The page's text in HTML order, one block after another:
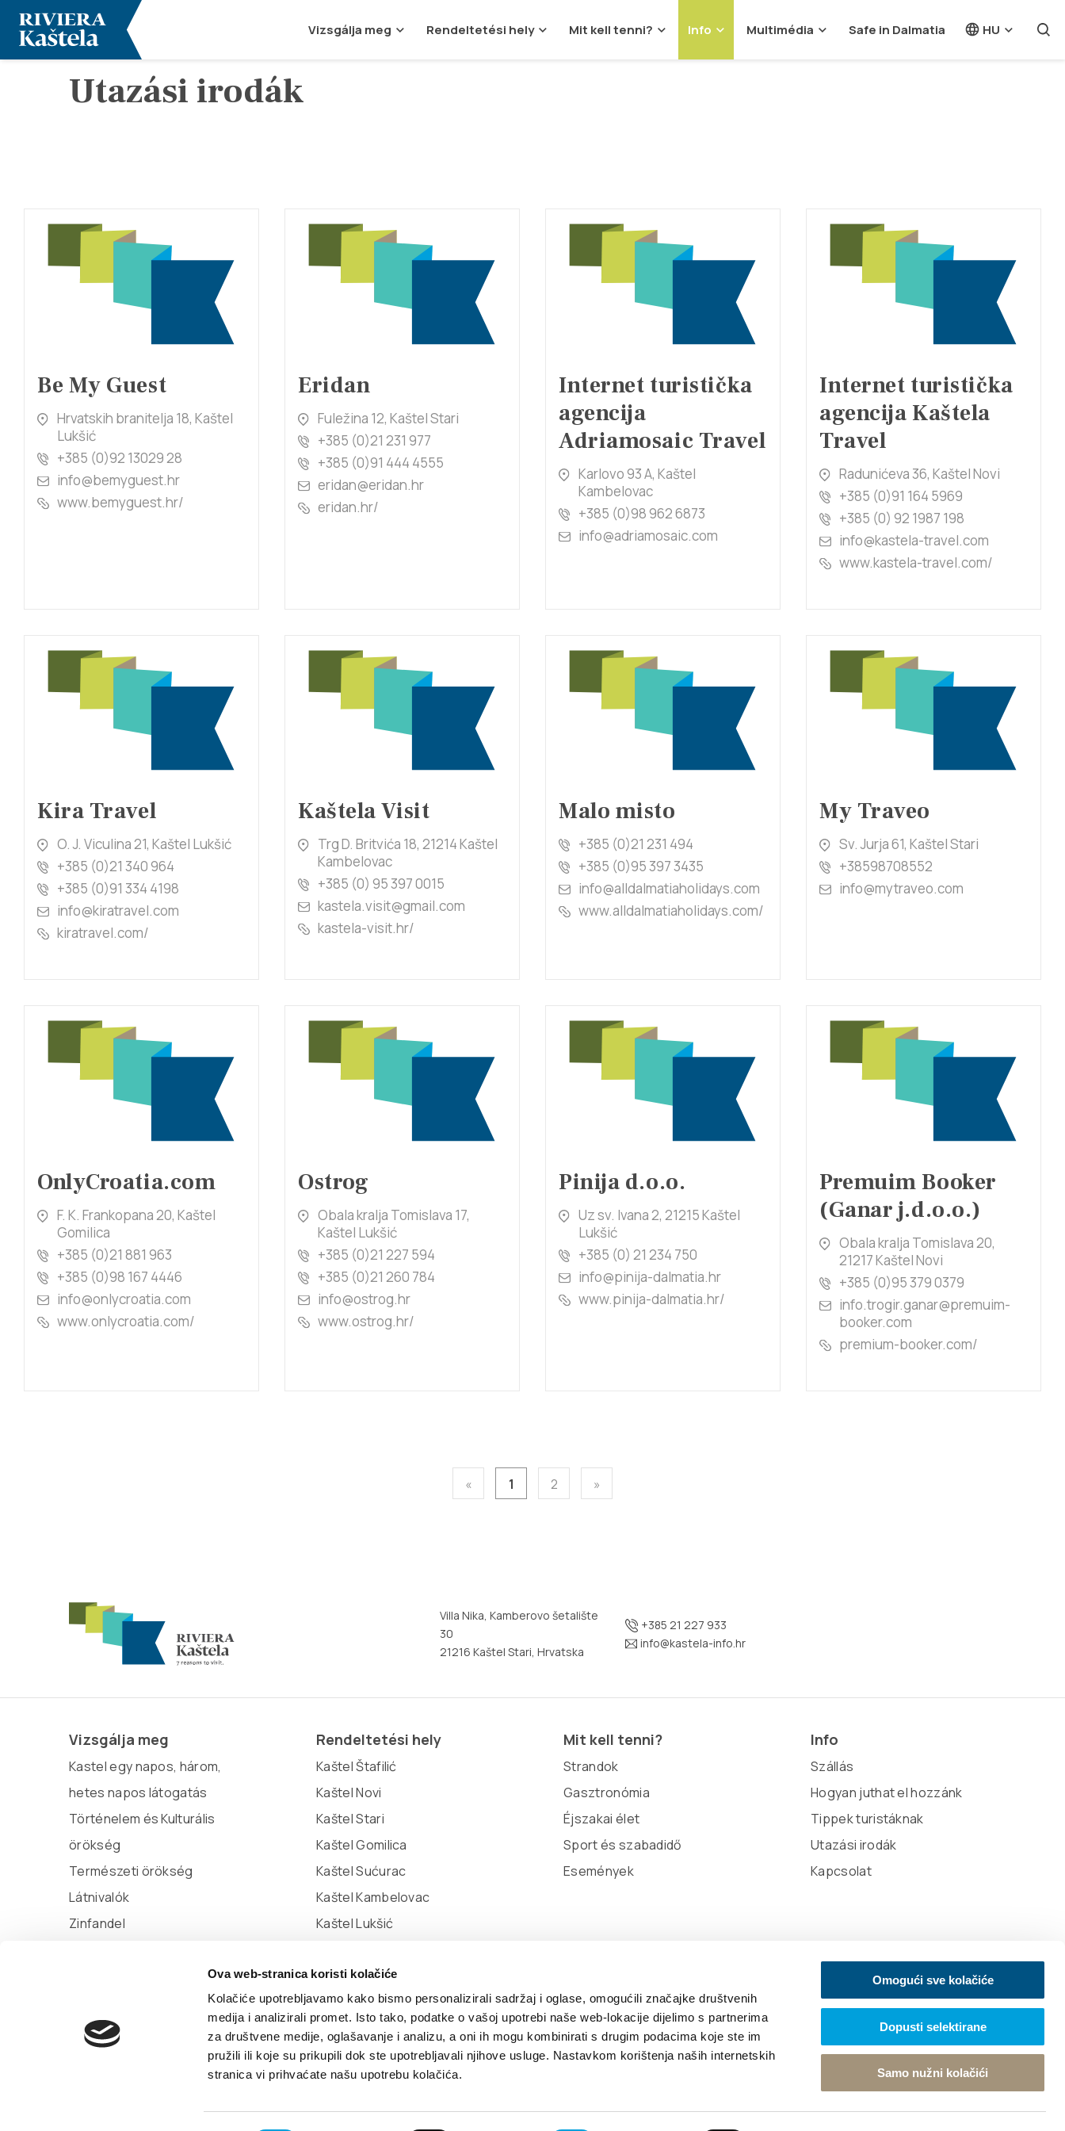
Ova web-stranica koristi kolačiće
Kolačiće upotrebljavamo kako bismo personalizirali sadržaj i oglase, omogućili značajke društvenih
medija i analizirali promet. Isto tako, podatke o vašoj upotrebi naše web-lokacije dijelimo s partnerima
za društvene medije, oglašavanje i analizu, a oni ih mogu kombinirati s drugim podacima koje ste im
pružili ili koje su prikupili dok ste upotrebljavali njihove usluge. Nastavkom korištenja naših internetskih
stranica vi prihvaćate našu upotrebu kolačića.
Omogući sve kolačiće
Dopusti selektirane
Samo nužni kolačići
Vizsgálja meg Rendeltetési hely Mit kell tenni? Info Multimédia Safe in Dalmatia HU
Utazási irodák
Be My Guest
Hrvatskih branitelja 18, Kaštel
Lukšić
+385 (0)92 13029 28
info@bemyguest.hr
www.bemyguest.hr/
Eridan
Fuležina 12, Kaštel Stari
+385 (0)21 231 977
+385 (0)91 444 4555
eridan@eridan.hr
eridan.hr/
Internet turistička
agencija
Adriamosaic Travel
Karlovo 93 A, Kaštel
Kambelovac
+385 (0)98 962 6873
info@adriamosaic.com
Internet turistička
agencija Kaštela
Travel
Radunićeva 36, Kaštel Novi
+385 (0)91 164 5969
+385 (0) 92 1987 198
info@kastela-travel.com
www.kastela-travel.com/
Kira Travel
O. J. Viculina 21, Kaštel Lukšić
+385 (0)21 340 964
+385 (0)91 334 4198
info@kiratravel.com
kiratravel.com/
Kaštela Visit
Trg D. Britvića 18, 21214 Kaštel
Kambelovac
+385 (0) 95 397 0015
kastela.visit@gmail.com
kastela-visit.hr/
Malo misto
+385 (0)21 231 494
+385 (0)95 397 3435
info@alldalmatiaholidays.com
www.alldalmatiaholidays.com/
My Traveo
Sv. Jurja 61, Kaštel Stari
+38598708552
info@mytraveo.com
OnlyCroatia.com
F. K. Frankopana 20, Kaštel
Gomilica
+385 (0)21 881 963
+385 (0)98 167 4446
info@onlycroatia.com
www.onlycroatia.com/
Ostrog
Obala kralja Tomislava 17,
Kaštel Lukšić
+385 (0)21 227 594
+385 (0)21 260 784
info@ostrog.hr
www.ostrog.hr/
Pinija d.o.o.
Uz sv. Ivana 2, 21215 Kaštel
Lukšić
+385 (0) 21 234 750
info@pinija-dalmatia.hr
www.pinija-dalmatia.hr/
Premuim Booker
(Ganar j.d.o.o.)
Obala kralja Tomislava 20,
21217 Kaštel Novi
+385 (0)95 379 0379
info.trogir.ganar@premuim-
booker.com
premium-booker.com/
« 1 2 »
Villa Nika, Kamberovo šetalište
30
21216 Kaštel Stari, Hrvatska
+385 21 227 933
info@kastela-info.hr
Vizsgálja meg
Kastel egy napos, három,
hetes napos látogatás
Történelem és Kulturális
örökség
Természeti örökség
Látnivalók
Zinfandel
Rendeltetési hely
Kaštel Štafilić
Kaštel Novi
Kaštel Stari
Kaštel Gomilica
Kaštel Sućurac
Kaštel Kambelovac
Kaštel Lukšić
Mit kell tenni?
Strandok
Gasztronómia
Éjszakai élet
Sport és szabadidő
Események
Info
Szállás
Hogyan juthat el hozzánk
Tippek turistáknak
Utazási irodák
Kapcsolat
© TZ Kastela 2022 Cookie-szabályzat Developed by: Nove vibracije Design by: Signed Design